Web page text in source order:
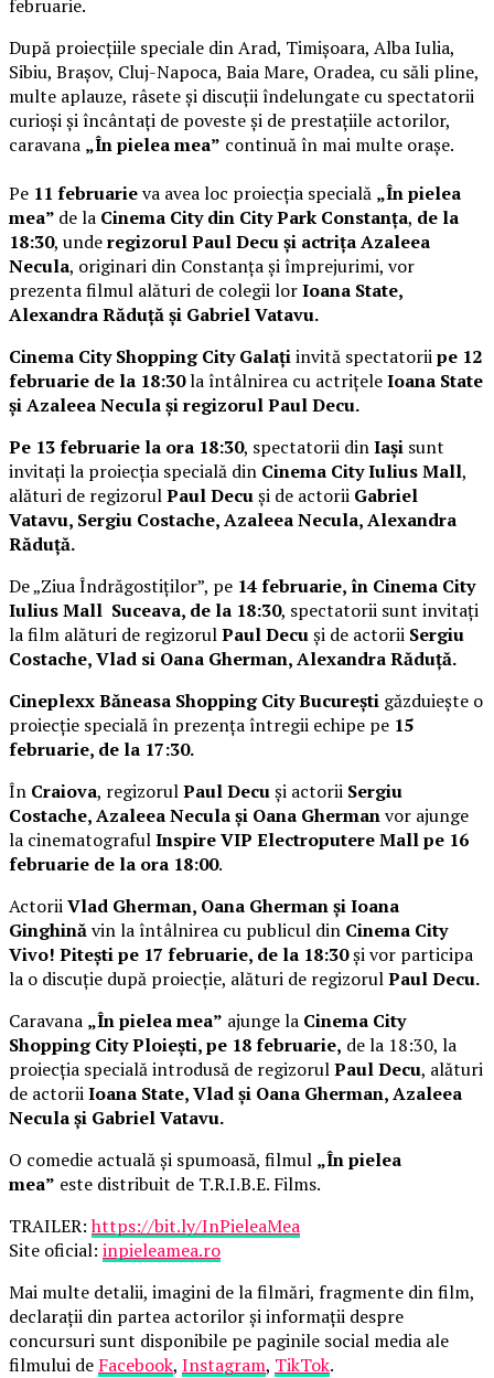
februarie.
După proiecțiile speciale din Arad, Timișoara, Alba Iulia,
Sibiu, Brașov, Cluj-Napoca, Baia Mare, Oradea, cu săli pline,
multe aplauze, râsete și discuții îndelungate cu spectatorii
curioși și încântați de poveste și de prestațiile actorilor,
caravana „În pielea mea” continuă în mai multe orașe.
Pe 11 februarieva avea loc proiecția specială „În pielea
mea” de la Cinema City din City Park Constanța, de la
18:30, underegizorul Paul Decu și actrița Azaleea
Necula, originari din Constanța și împrejurimi, vor
prezenta filmul alături de colegii lorIoana State,
Alexandra Răduță și Gabriel Vatavu.
Cinema City Shopping City Galațiinvită spectatoriipe 12
februarie de la 18:30la întâlnirea cu actrițeleIoana State
și Azaleea Necula și regizorul Paul Decu.
Pe 13 februarie la ora 18:30, spectatorii dinIași sunt
invitați la proiecția specială din Cinema City Iulius Mall,
alături de regizorulPaul Decuși de actorii Gabriel
Vatavu, Sergiu Costache, Azaleea Necula, Alexandra
Răduță.
De „Ziua Îndrăgostiților”, pe 14 februarie, în Cinema City
Iulius Mall Suceava, de la 18:30, spectatorii sunt invitați
la film alături de regizorulPaul Decuși de actorii Sergiu
Costache, Vlad si Oana Gherman, Alexandra Răduță.
Cineplexx Băneasa Shopping City București găzduiește o
proiecție specială în prezența întregii echipe pe 15
februarie, de la 17:30.
În Craiova, regizorulPaul Decuși actorii Sergiu
Costache, Azaleea Necula și Oana Ghermanvor ajunge
la cinematografulInspire VIP Electroputere Mall pe 16
februarie de la ora 18:00.
ActoriiVlad Gherman, Oana Gherman și Ioana
Ginghinăvin la întâlnirea cu publicul din Cinema City
Vivo! Pitești pe 17 februarie, de la 18:30și vor participa
la o discuție după proiecție, alături de regizorulPaul Decu.
Caravana „În pielea mea” ajunge la Cinema City
Shopping City Ploiești, pe 18 februarie, de la 18:30, la
proiecția specială introdusă de regizorulPaul Decu, alături
de actoriiIoana State, Vlad și Oana Gherman, Azaleea
Necula și Gabriel Vatavu.
O comedie actuală și spumoasă, filmul „În pielea
mea” este distribuit de T.R.I.B.E. Films.
TRAILER:https://bit.ly/InPieleaMea
Site oficial: inpieleamea.ro
Mai multe detalii, imagini de la filmări, fragmente din film,
declarații din partea actorilor și informații despre
concursuri sunt disponibile pe paginile social media ale
filmului de Facebook, Instagram, TikTok.